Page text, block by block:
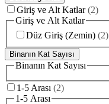
Giriş ve Alt Katlar (2)
Giriş ve Alt Katlar
Düz Giriş (Zemin) (2)
Binanın Kat Sayısı
Binanın Kat Sayısı
1-5 Arası (2)
1-5 Arası